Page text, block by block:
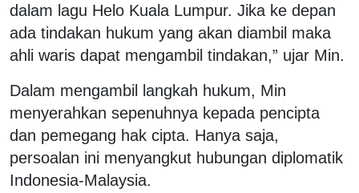
dalam lagu Helo Kuala Lumpur. Jika ke depan
ada tindakan hukum yang akan diambil maka
ahli waris dapat mengambil tindakan,” ujar Min.
Dalam mengambil langkah hukum, Min
menyerahkan sepenuhnya kepada pencipta
dan pemegang hak cipta. Hanya saja,
persoalan ini menyangkut hubungan diplomatik
Indonesia-Malaysia.